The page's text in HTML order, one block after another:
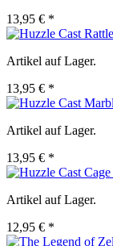
13,95 € *
Artikel auf Lager.
13,95 € *
Artikel auf Lager.
13,95 € *
Artikel auf Lager.
12,95 € *